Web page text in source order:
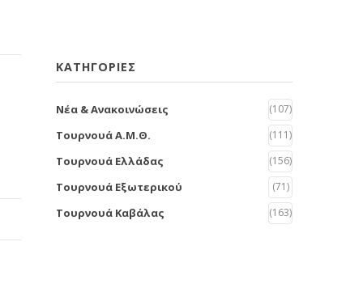
KΑΤΗΓΟΡΊΕΣ
Νέα & Ανακοινώσεις (107)
Τουρνουά Α.Μ.Θ. (111)
Τουρνουά Ελλάδας (156)
Τουρνουά Εξωτερικού (71)
Τουρνουά Καβάλας (163)